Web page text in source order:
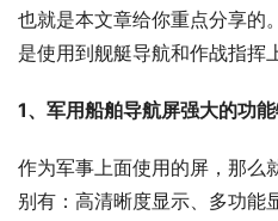
也就是本文章给你重点分享的
是使用到舰艇导航和作战指挥
1、军用船舶导航屏强大的功
作为军事上面使用的屏，那么
别有：高清晰度显示、多功能